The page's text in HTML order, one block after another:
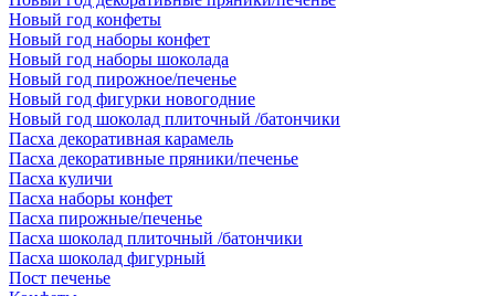
Новый год конфеты
Новый год наборы конфет
Новый год наборы шоколада
Новый год пирожное/печенье
Новый год фигурки новогодние
Новый год шоколад плиточный /батончики
Пасха декоративная карамель
Пасха декоративные пряники/печенье
Пасха куличи
Пасха наборы конфет
Пасха пирожные/печенье
Пасха шоколад плиточный /батончики
Пасха шоколад фигурный
Пост печенье